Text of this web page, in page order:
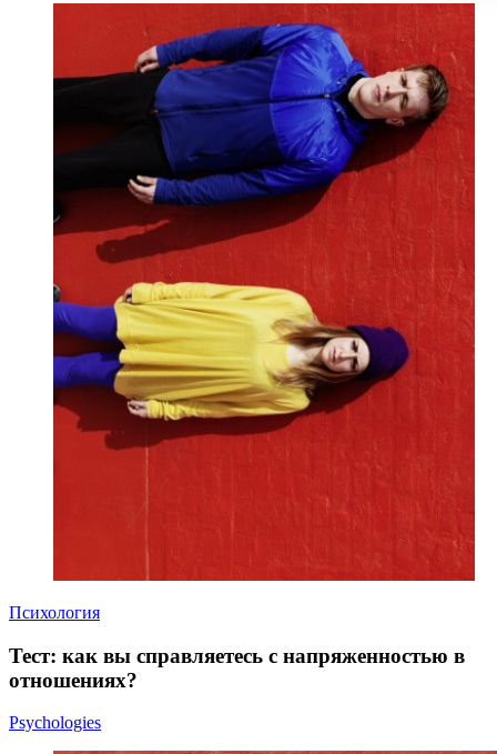
Психология
Тест: как вы справляетесь с напряженностью в
отношениях?
Psychologies